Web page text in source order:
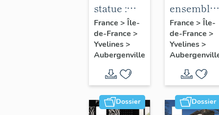
statue :
Sainte-
Thérèse
de l'Enfant
Jésus
France > Île-
de-France >
Yvelines>
Aubergenville
ensemble
de
peintures
France > Île-
de-France >
Yvelines>
Dossier Dossier